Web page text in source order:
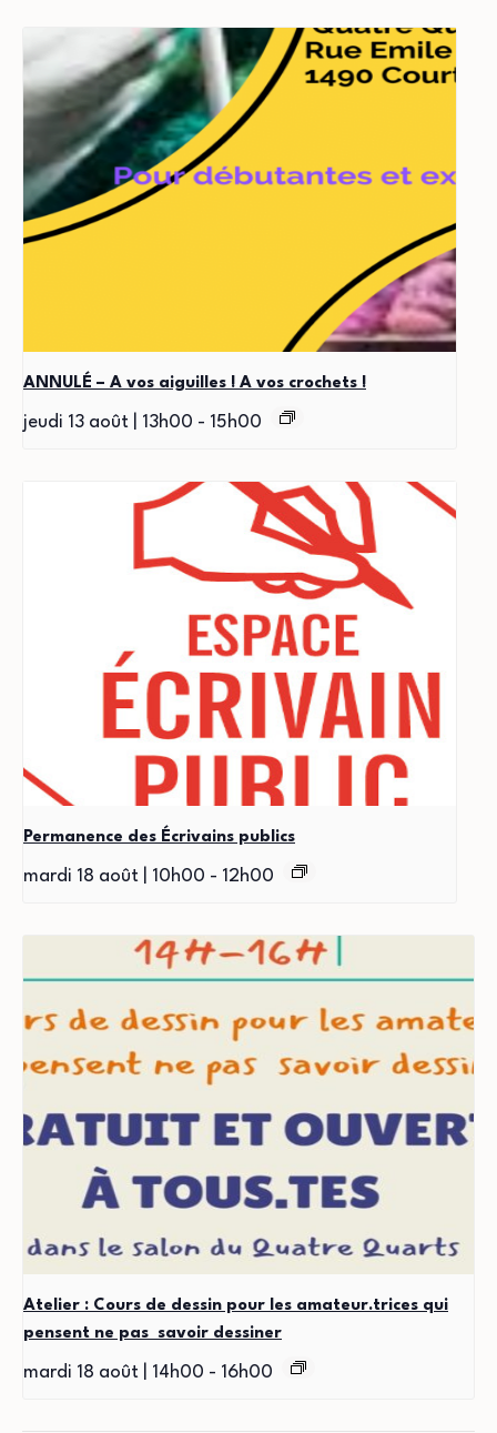
ANNULÉ – A vos aiguilles ! A vos crochets !
jeudi 13 août | 13h00 - 15h00
Permanence des Écrivains publics
mardi 18 août | 10h00 - 12h00
Atelier : Cours de dessin pour les amateur.trices qui
pensent ne pas savoir dessiner
mardi 18 août | 14h00 - 16h00